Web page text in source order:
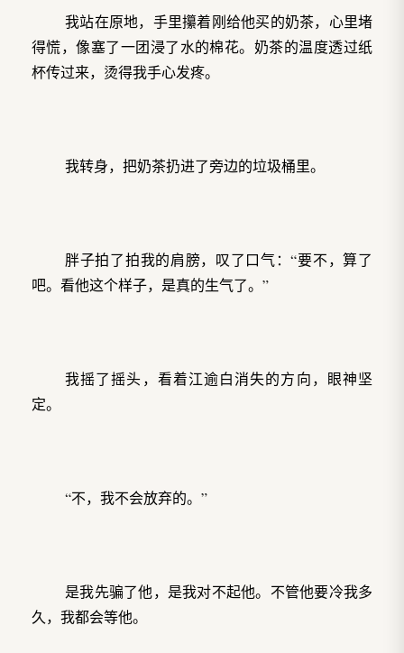
我站在原地，手里攥着刚给他买的奶茶，心里堵
得慌，像塞了一团浸了水的棉花。奶茶的温度透过纸
杯传过来，烫得我手心发疼。
我转身，把奶茶扔进了旁边的垃圾桶里。
胖子拍了拍我的肩膀，叹了口气：“要不，算了
吧。看他这个样子，是真的生气了。”
我摇了摇头，看着江逾白消失的方向，眼神坚
定。
“不，我不会放弃的。”
是我先骗了他，是我对不起他。不管他要冷我多
久，我都会等他。